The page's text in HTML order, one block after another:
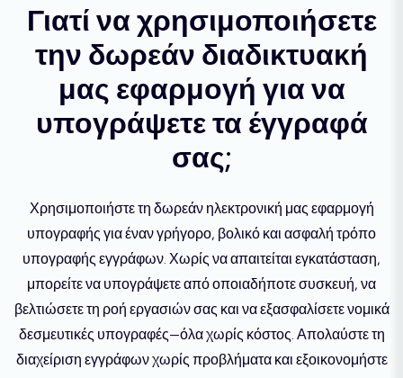
Γιατί να χρησιμοποιήσετε
την δωρεάν διαδικτυακή
μας εφαρμογή για να
υπογράψετε τα έγγραφά
σας;
Χρησιμοποιήστε τη δωρεάν ηλεκτρονική μας εφαρμογή
υπογραφής για έναν γρήγορο, βολικό και ασφαλή τρόπο
υπογραφής εγγράφων. Χωρίς να απαιτείται εγκατάσταση,
μπορείτε να υπογράψετε από οποιαδήποτε συσκευή, να
βελτιώσετε τη ροή εργασιών σας και να εξασφαλίσετε νομικά
δεσμευτικές υπογραφές—όλα χωρίς κόστος. Απολαύστε τη
διαχείριση εγγράφων χωρίς προβλήματα και εξοικονομήστε